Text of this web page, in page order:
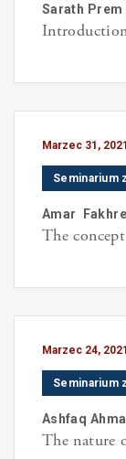
Sarath Prem
Marzec 31,
Seminarium
Amar
The
Marzec 24,
Seminarium
Ashfaq
The nature